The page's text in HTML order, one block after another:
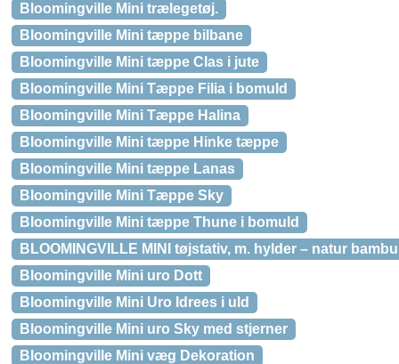
Bloomingville Mini trælegetøj.
Bloomingville Mini tæppe bilbane
Bloomingville Mini tæppe Clas i jute
Bloomingville Mini Tæppe Filia i bomuld
Bloomingville Mini Tæppe Halina
Bloomingville Mini tæppe Hinke tæppe
Bloomingville Mini tæppe Lanas
Bloomingville Mini Tæppe Sky
Bloomingville Mini tæppe Thune i bomuld
BLOOMINGVILLE MINI tøjstativ, m. hylder – natur
Bloomingville Mini uro Dott
Bloomingville Mini Uro Idrees i uld
Bloomingville Mini uro Sky med stjerner
Bloomingville Mini væg Dekoration